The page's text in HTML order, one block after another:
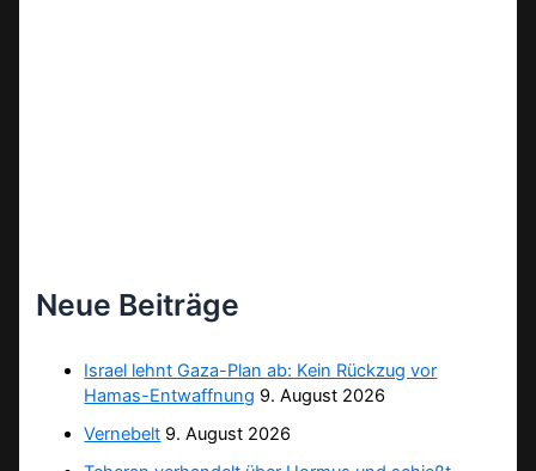
Neue Beiträge
Israel lehnt Gaza-Plan ab: Kein Rückzug vor
Hamas-Entwaffnung 9. August 2026
Vernebelt 9. August 2026